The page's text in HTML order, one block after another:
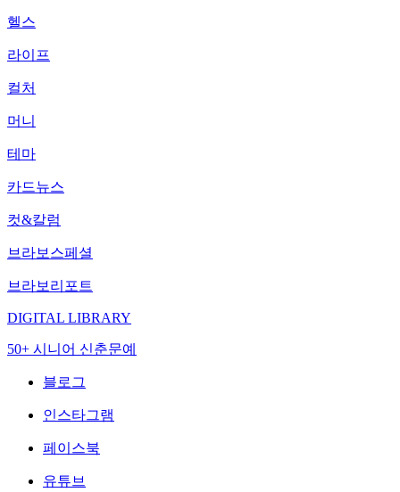
헬스
라이프
컬처
머니
테마
카드뉴스
컷&칼럼
브라보스페셜
브라보리포트
DIGITAL LIBRARY
50+ 시니어 신춘문예
블로그
인스타그램
페이스북
유튜브